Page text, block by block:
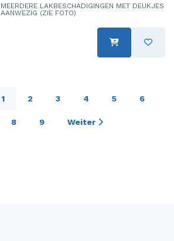
MEERDERE LAKBESCHADIGINGEN MET DEUKJES
AANWEZIG (ZIE FOTO)
1 2 3 4 5 6
8 9 Weiter